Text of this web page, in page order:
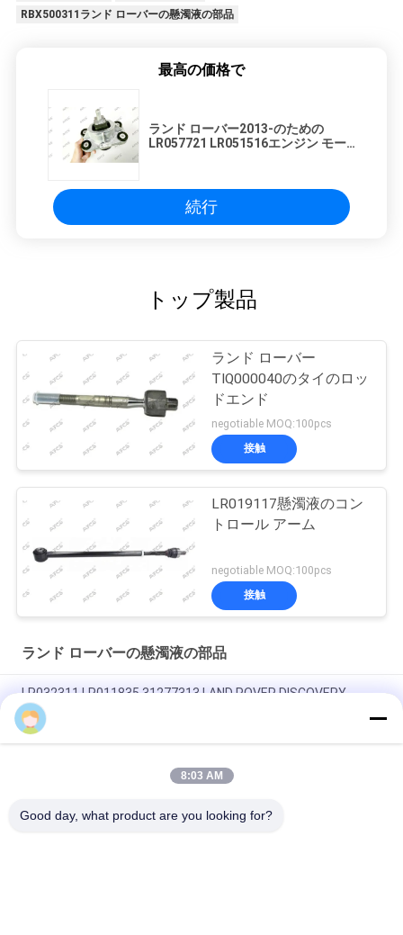
RBX500311ランド ローバーの懸濁液の部品
最高の価格で
ランド ローバー2013-のための
LR057721 LR051516エンジン モー
続行
トップ製品
ランド ローバー
TIQ000040のタイのロッ
ドエンド
negotiable MOQ:100pcs
接触
LR019117懸濁液のコン
トロール アーム
negotiable MOQ:100pcs
接触
ランド ローバーの懸濁液の部品
LR032311 LR011835 31277313 LAND ROVER DISCOVERY
SPORT用のエンジンマウント
OEM LR092039 IAF500021 TRANSMISSION MOUNT FOR LAND
8:03 AM
Good day, what product are you looking for?